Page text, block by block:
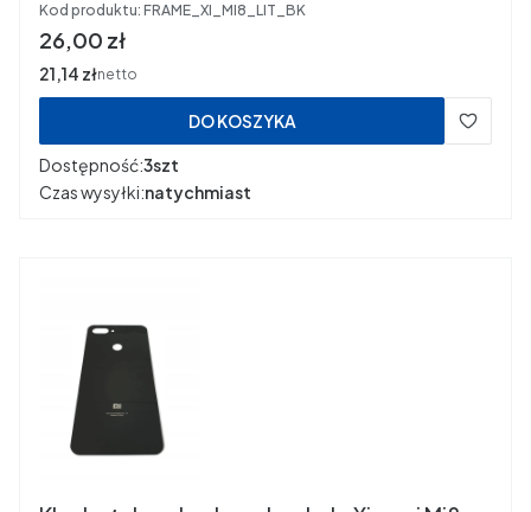
Kod produktu: FRAME_XI_MI8_LIT_BK
Cena
26,00 zł
Cena
21,14 złnetto
DO KOSZYKA
Dostępność:3szt
Czas wysyłki:natychmiast